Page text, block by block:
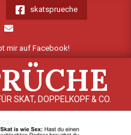
skatsprueche
auf Facebook!
SKAT, DOPPELKOPF & CO.